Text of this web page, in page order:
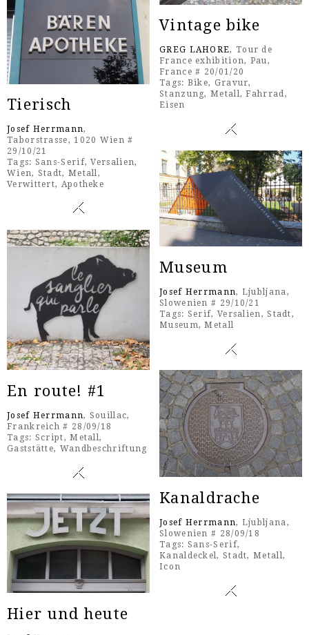
Vintage bike
GREG LAHORE, Tour de
France exhibition, Pau,
France # 20/01/20
Tags: Bike, Gravur,
Stanzung,Metall,Fahrrad,
Eisen
Tierisch
Josef Herrmann,
Taborstrasse, 1020 Wien #
29/10/21
Tags: Sans-Serif,Versalien,
Wien, Stadt, Metall,
Verwittert, Apotheke
Museum
Josef Herrmann, Ljubljana,
Slowenien # 29/10/21
Tags: Serif, Versalien ,Stadt,
Museum,Metall
En route! #1
Josef Herrmann, Souillac,
Frankreich # 28/09/18
Tags: Script,Metall,
Gaststätte, Wandbeschriftung
Kanaldrache
Josef Herrmann, Ljubljana,
Slowenien # 28/09/18
Tags: Sans-Serif,
Kanaldeckel, Stadt,Metall,
Icon
Hier und heute